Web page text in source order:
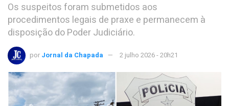
Os suspeitos foram submetidos aos
procedimentos legais de praxe e permanecem à
disposição do Poder Judiciário.
por Jornal da Chapada 2 julho 2026 - 20h21